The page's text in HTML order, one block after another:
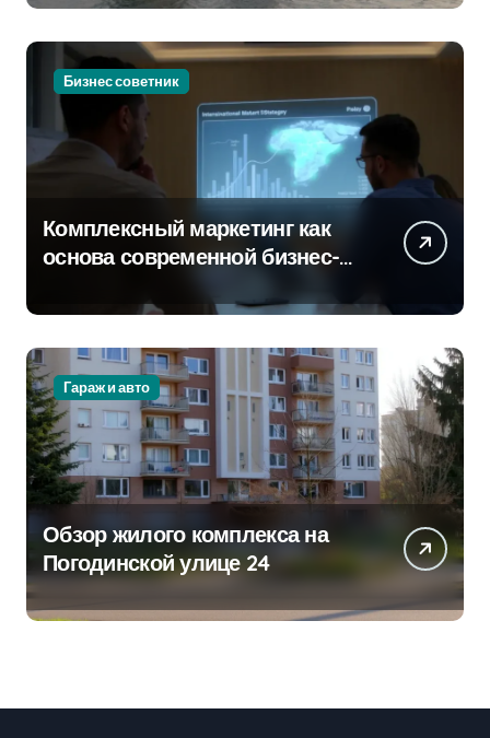
Бизнес советник
Комплексный маркетинг как
основа современной бизнес-
Гараж и авто
Обзор жилого комплекса на
Погодинской улице 24